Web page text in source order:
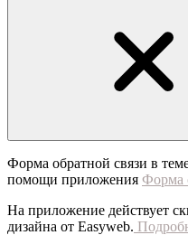
Форма обратной связи в
помощи приложения Форма
На приложение действует
дизайна от Easyweb.